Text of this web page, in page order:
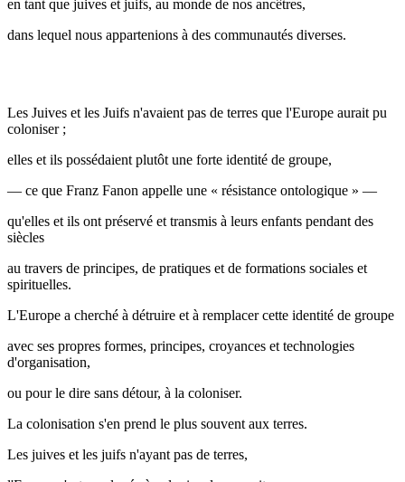
en tant que juives et juifs, au monde de nos ancêtres,
dans lequel nous appartenions à des communautés diverses.
Les Juives et les Juifs n'avaient pas de terres que l'Europe aurait pu
coloniser ;
elles et ils possédaient plutôt une forte identité de groupe,
— ce que Franz Fanon appelle une « résistance ontologique » —
qu'elles et ils ont préservé et transmis à leurs enfants pendant des
siècles
au travers de principes, de pratiques et de formations sociales et
spirituelles.
L'Europe a cherché à détruire et à remplacer cette identité de groupe
avec ses propres formes, principes, croyances et technologies
d'organisation,
ou pour le dire sans détour, à la coloniser.
La colonisation s'en prend le plus souvent aux terres.
Les juives et les juifs n'ayant pas de terres,